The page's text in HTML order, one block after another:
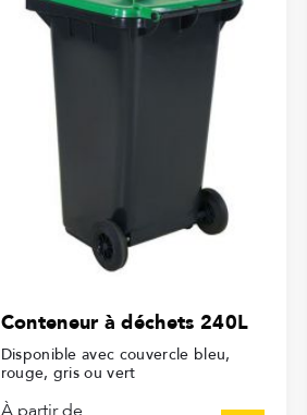
Conteneur à déchets 240L
Disponible avec couvercle bleu,
rouge, gris ou vert